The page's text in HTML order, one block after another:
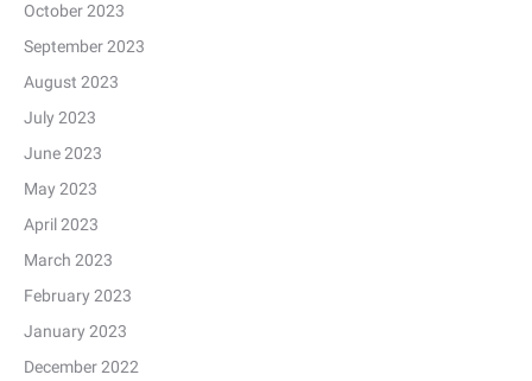
October 2023
September 2023
August 2023
July 2023
June 2023
May 2023
April 2023
March 2023
February 2023
January 2023
December 2022